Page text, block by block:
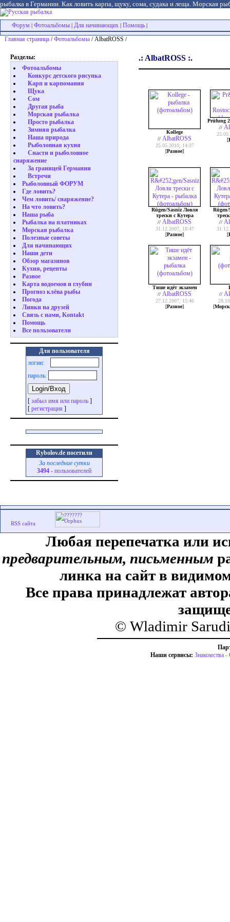
рыбалка в Германии. Как ловить карпа, щуку, сома, судака и леща. Морская
Форум Фотоальбомы Для начинающих Помощь
Главная страница /Фотоальбомы / AlbatROSS /
Разделы:
Фотоальбомы
Конкурс детского рисунка
Карп и карпомания
Щука
Сом
Другая рыба
Морская рыбалка
Просто рыбалка
Зимняя рыбалка
Наша природа
Рыболовная кухня
Снасти и рыболовное
снаряжение
За границей Германии
Встречи
Рыболовный ФОРУМ
Где ловить?
Чем ловить/ снаряжение?
На что ловить?
Наша рыба
Рыбалка на платниках
Морская рыбалка
Полезные советы
Для начинающих
Наши дети
Обзор магазинов
Кухня, рецепты
Разное
Карта водоемов и глубин
Прогноз клёва рыбы
Погода
Линки на друзей
Связь с нами, Kontakt
Помощь
Все пользователи
Для пользователя
логин:
пароль:
[ забыл имя или пароль ]
[ регистрация ]
Rybolov.de посетили
За последние сутки
3494 - пользователей
.: AlbatROSS :.
Kollege
// AlbatROSS
25.05.2010, 14:37
[Разное]
Prüfung
//
[
Rügen/Sasniz Ловля
трески с Кутера
// AlbatROSS
31.12.2007, 18:47
[Разное]
//
[
Тише идёт экзамен
// AlbatROSS
27.12.2007, 15:46
[Разное]
//
[
Любая перепечатка или
предварительным, письменным
линка на сайт в
Все права принадлежат
© Wladimir
Наши сервисы: Знакомства -